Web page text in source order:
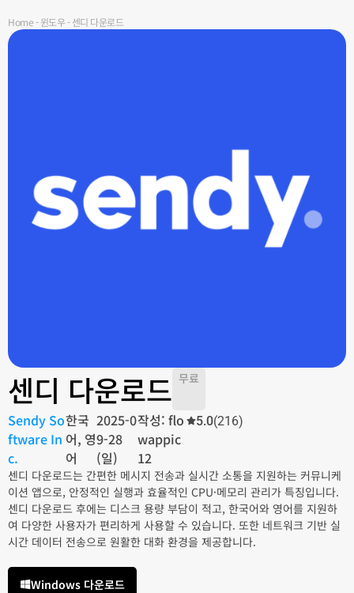
Home-윈도우-센디 다운로드
센디 다운로드 무료
Sendy So
ftware In
c.
한국
어, 영
어
2025-0
9-28
(일)
작성: flo
wappic
12
5.0(216)
센디 다운로드는 간편한 메시지 전송과 실시간 소통을 지원하는 커뮤니케
이션 앱으로, 안정적인 실행과 효율적인 CPU·메모리 관리가 특징입니다.
센디 다운로드 후에는 디스크 용량 부담이 적고, 한국어와 영어를 지원하
여 다양한 사용자가 편리하게 사용할 수 있습니다. 또한 네트워크 기반 실
시간 데이터 전송으로 원활한 대화 환경을 제공합니다.
Windows 다운로드